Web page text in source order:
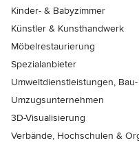
Kinder- & Babyzimmer
Künstler & Kunsthandwerk
Möbelrestaurierung
Spezialanbieter
Umweltdienstleistungen,
Umzugsunternehmen
3D-Visualisierung
Verbände, Hochschulen &